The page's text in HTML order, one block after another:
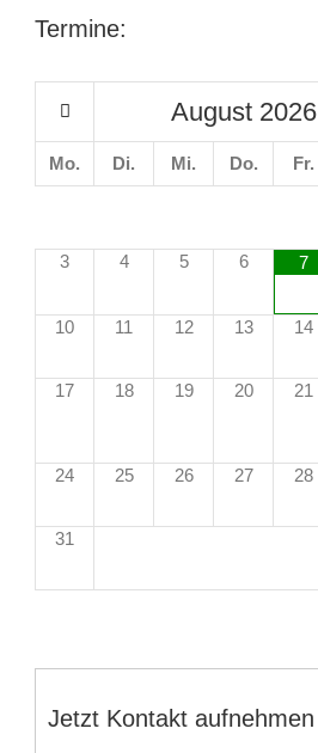
Termine:
August 2026
Mo. Di. Mi. Do. Fr.
3 4 5 6 7
10 11 12 13 14
17 18 19 20 21
24 25 26 27 28
31
Jetzt Kontakt aufnehmen